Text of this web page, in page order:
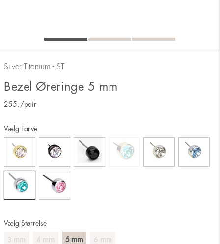
Silver Titanium - ST
Bezel Øreringe 5 mm
255 ,-/pair
Vælg Størrelse
3 mm 4 mm 5 mm 6 mm
Vælg Farve